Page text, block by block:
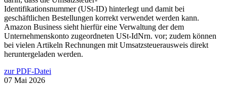
Identifikationsnummer (USt-ID) hinterlegt und damit bei
geschäftlichen Bestellungen korrekt verwendet werden kann.
Amazon Business sieht hierfür eine Verwaltung der dem
Unternehmenskonto zugeordneten USt-IdNrn. vor; zudem können
bei vielen Artikeln Rechnungen mit Umsatzsteuerausweis direkt
heruntergeladen werden.
zur PDF-Datei
07 Mai 2026